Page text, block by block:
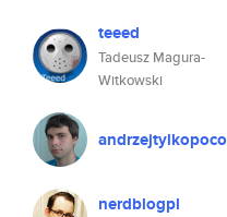
teeed
Tadeusz Magura-
Witkowski
andrzejtylkopoco
nerdblogpl